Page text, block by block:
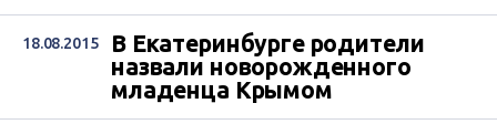
18.08.2015
В Екатеринбурге родители
назвали новорожденного
младенца Крымом